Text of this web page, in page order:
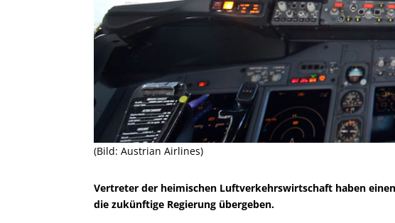
(Bild: Austrian Airlines)
Vertreter der heimischen Luftverkehrswirtschaft haben
die zukünftige Regierung übergeben.